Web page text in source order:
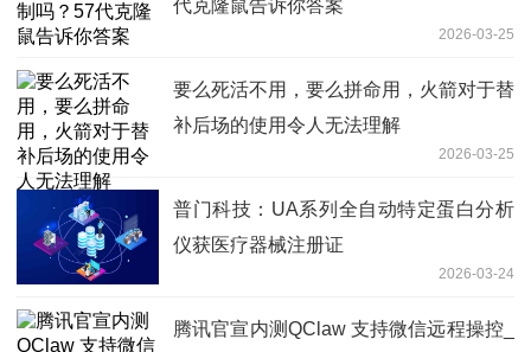
代克隆鼠告诉你答案
2026-03-25
要么死活不用，要么拼命用，火箭对于替
补后场的使用令人无法理解
2026-03-25
普门科技：UA系列全自动特定蛋白分析
仪获医疗器械注册证
2026-03-24
腾讯官宣内测QClaw 支持微信远程操控_